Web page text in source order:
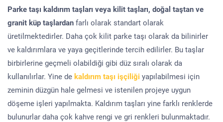
Parke taşı kaldırım taşları veya kilit taşları, doğal taştan ve
granit küp taşlardan farlı olarak standart olarak
üretilmektedirler. Daha çok kilit parke taşı olarak da bilinirler
ve kaldırımlara ve yaya geçitlerinde tercih edilirler. Bu taşlar
birbirlerine geçmeli olabildiği gibi düz sıralı olarak da
kullanılırlar. Yine de kaldırım taşı işçiliği yapılabilmesi için
zeminin düzgün hale gelmesi ve istenilen projeye uygun
döşeme işleri yapılmakta. Kaldırım taşları yine farklı renklerde
bulunurlar daha çok kahve rengi ve gri renkleri bulunmaktadır.